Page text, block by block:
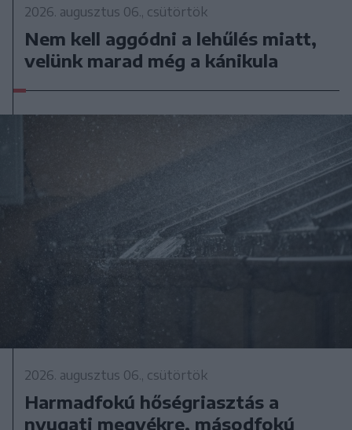
2026. augusztus 06., csütörtök
Nem kell aggódni a lehűlés miatt,
velünk marad még a kánikula
2026. augusztus 06., csütörtök
Harmadfokú hőségriasztás a
nyugati megyékre, másodfokú